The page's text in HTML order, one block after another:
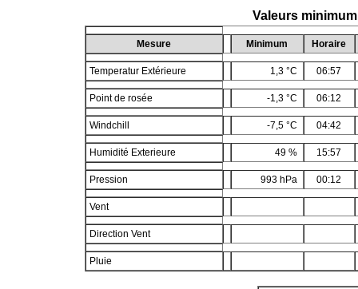
Valeurs
Mesure Minimum Horaire
Temperatur Extérieure 1,3 °C 06:57
Point de rosée -1,3 °C 06:12
Windchill -7,5 °C 04:42
Humidité Exterieure 49 % 15:57
Pression 993 hPa 00:12
Vent
Direction Vent
Pluie